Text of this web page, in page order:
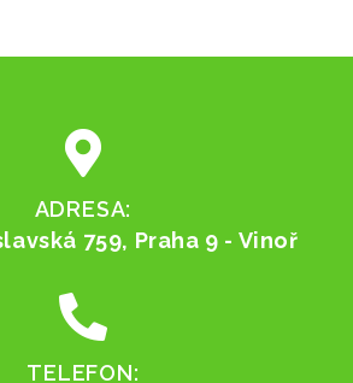
ADRESA:
759, Praha 9 - Vinoř
TELEFON: